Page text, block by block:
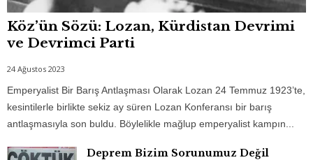
Köz’ün Sözü: Lozan, Kürdistan Devrimi
ve Devrimci Parti
24 Ağustos 2023
Emperyalist Bir Barış Antlaşması Olarak Lozan 24 Temmuz 1923’te,
kesintilerle birlikte sekiz ay süren Lozan Konferansı bir barış
antlaşmasıyla son buldu. Böylelikle mağlup emperyalist kampın...
Deprem Bizim Sorunumuz Değil